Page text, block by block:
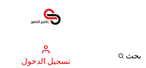
بحث
تسجيل الدخول